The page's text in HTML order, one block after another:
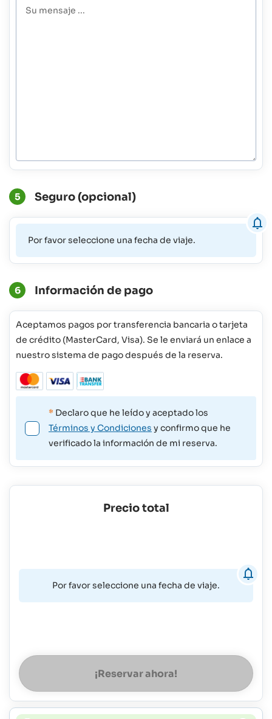
5 Seguro (opcional)
Por favor seleccione una fecha de viaje.
6 Información de pago
Aceptamos pagos por transferencia bancaria o tarjeta
de crédito (MasterCard, Visa). Se le enviará un enlace a
nuestro sistema de pago después de la reserva.
* Declaro que he leído y aceptado los
Términos y Condiciones y confirmo que he
verificado la información de mi reserva.
Precio total
Por favor seleccione una fecha de viaje.
¡Reservar ahora!